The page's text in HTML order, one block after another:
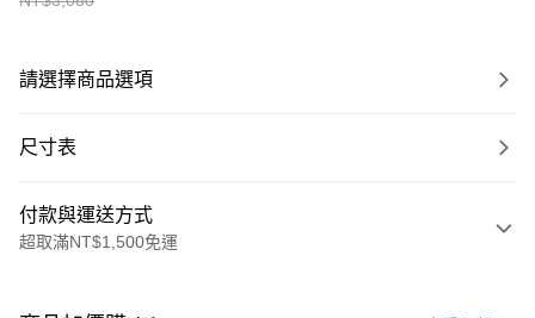
請選擇商品選項
尺寸表
付款與運送方式
超取滿NT$1,500免運